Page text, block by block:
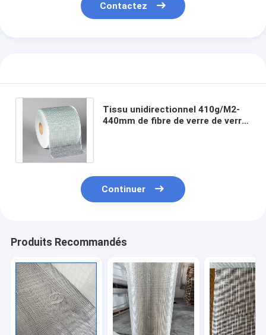
Contactez
Tissu unidirectionnel 410g/M2-
440mm de fibre de verre de verre
Continuer
Produits Recommandés